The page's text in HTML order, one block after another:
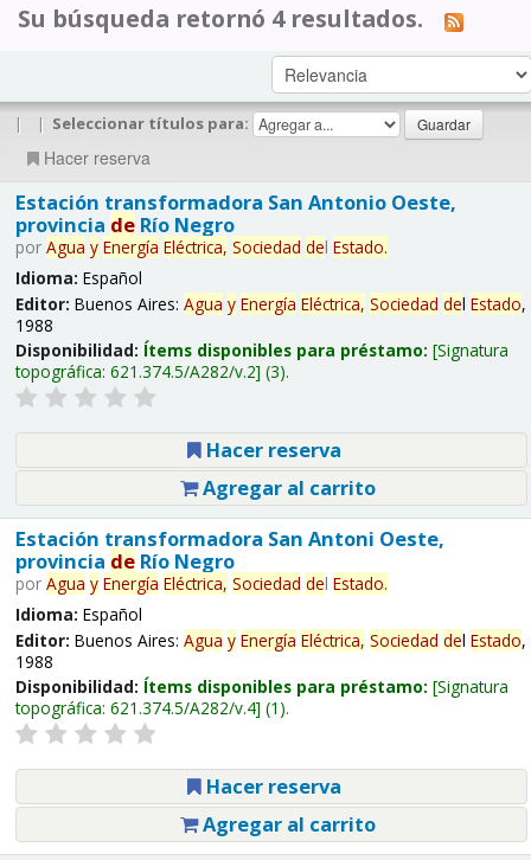
Su búsqueda retornó 4 resultados.
| | Seleccionar títulos para:
Hacer reserva
Estación transformadora San Antonio Oeste,
provincia deRío Negro
por Agua y Energía Eléctrica, Sociedad del Estado.
Idioma: Español
Editor: Buenos Aires: Agua y Energía Eléctrica, Sociedad del Estado,
1988
Disponibilidad: Ítems disponibles para préstamo: Signatura
topográfica: 621.374.5/A282/v.2 (3).
Hacer reserva
Agregar al carrito
Estación transformadora San Antoni Oeste,
provincia deRío Negro
por Agua y Energía Eléctrica, Sociedad del Estado.
Idioma: Español
Editor: Buenos Aires: Agua y Energía Eléctrica, Sociedad del Estado,
1988
Disponibilidad: Ítems disponibles para préstamo: Signatura
topográfica: 621.374.5/A282/v.4 (1).
Hacer reserva
Agregar al carrito